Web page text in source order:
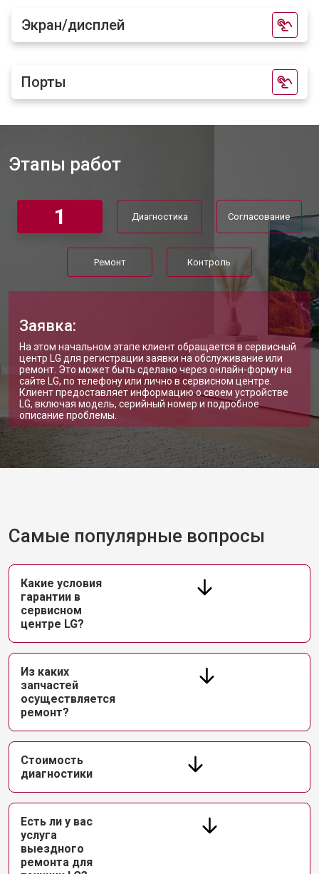
Экран/дисплей
Порты
Этапы работ
1 Диагностика Согласование
Ремонт Контроль
Заявка:
На этом начальном этапе клиент обращается в сервисный
центр LG для регистрации заявки на обслуживание или
ремонт. Это может быть сделано через онлайн-форму на
сайте LG, по телефону или лично в сервисном центре.
Клиент предоставляет информацию о своем устройстве
LG, включая модель, серийный номер и подробное
описание проблемы.
Самые популярные вопросы
Какие условия
гарантии в
сервисном
центре LG?
Из каких
запчастей
осуществляется
ремонт?
Стоимость
диагностики
Есть ли у вас
услуга
выездного
ремонта для